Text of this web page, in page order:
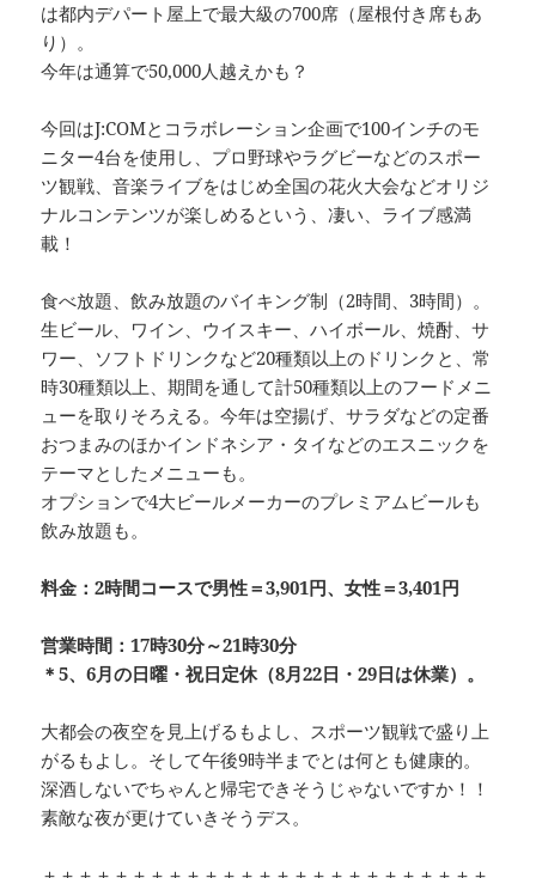
は都内デパート屋上で最大級の700席（屋根付き席もあ
り）。
今年は通算で50,000人越えかも？
今回はJ:COMとコラボレーション企画で100インチのモ
ニター4台を使用し、プロ野球やラグビーなどのスポー
ツ観戦、音楽ライブをはじめ全国の花火大会などオリジ
ナルコンテンツが楽しめるという、凄い、ライブ感満
載！
食べ放題、飲み放題のバイキング制（2時間、3時間）。
生ビール、ワイン、ウイスキー、ハイボール、焼酎、サ
ワー、ソフトドリンクなど20種類以上のドリンクと、常
時30種類以上、期間を通して計50種類以上のフードメニ
ューを取りそろえる。今年は空揚げ、サラダなどの定番
おつまみのほかインドネシア・タイなどのエスニックを
テーマとしたメニューも。
オプションで4大ビールメーカーのプレミアムビールも
飲み放題も。
料金：2時間コースで男性＝3,901円、女性＝3,401円
営業時間：17時30分～21時30分
＊5、6月の日曜・祝日定休（8月22日・29日は休業）。
大都会の夜空を見上げるもよし、スポーツ観戦で盛り上
がるもよし。そして午後9時半までとは何とも健康的。
深酒しないでちゃんと帰宅できそうじゃないですか！！
素敵な夜が更けていきそうデス。